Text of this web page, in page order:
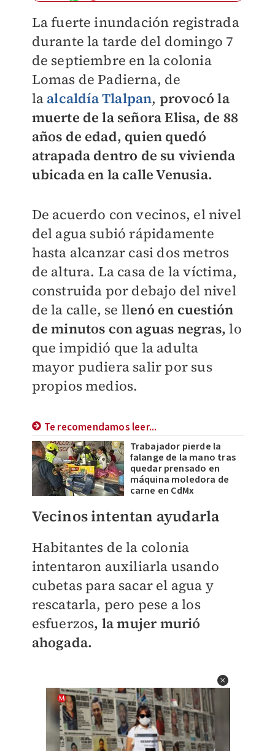
La fuerte inundación registrada
durante la tarde del domingo 7
de septiembre en la colonia
Lomas de Padierna, de
la alcaldía Tlalpan, provocó la
muerte de la señora Elisa, de 88
años de edad, quien quedó
atrapada dentro de su vivienda
ubicada en la calle Venusia.
De acuerdo con vecinos, el nivel
del agua subió rápidamente
hasta alcanzar casi dos metros
de altura. La casa de la víctima,
construida por debajo del nivel
de la calle, se llenó en cuestión
de minutos con aguas negras,lo
que impidió que la adulta
mayor pudiera salir por sus
propios medios.
Te recomendamos leer...
Trabajador pierde la
falange de la mano tras
quedar prensado en
máquina moledora de
carne en CdMx
Vecinos intentan ayudarla
Habitantes de la colonia
intentaron auxiliarla usando
cubetas para sacar el agua y
rescatarla, pero pese a los
esfuerzos, la mujer murió
ahogada.